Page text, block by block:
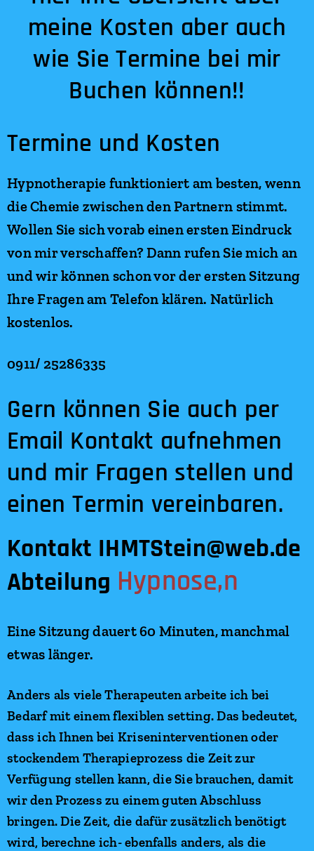
meine Kosten aber auch
wie Sie Termine bei mir
Buchen können!!
Termine und Kosten
Hypnotherapie funktioniert am besten, wenn
die Chemie zwischen den Partnern stimmt.
Wollen Sie sich vorab einen ersten Eindruck
von mir verschaffen? Dann rufen Sie mich an
und wir können schon vor der ersten Sitzung
Ihre Fragen am Telefon klären. Natürlich
kostenlos.
0911/ 25286335
Gern können Sie auch per
Email Kontakt aufnehmen
und mir Fragen stellen und
einen Termin vereinbaren.
Kontakt IHMTStein@web.de
Abteilung Hypnose,n
Eine Sitzung dauert 60 Minuten, manchmal
etwas länger.
Anders als viele Therapeuten arbeite ich bei
Bedarf mit einem flexiblen setting. Das bedeutet,
dass ich Ihnen bei Kriseninterventionen oder
stockendem Therapieprozess die Zeit zur
Verfügung stellen kann, die Sie brauchen, damit
wir den Prozess zu einem guten Abschluss
bringen. Die Zeit, die dafür zusätzlich benötigt
wird, berechne ich- ebenfalls anders, als die